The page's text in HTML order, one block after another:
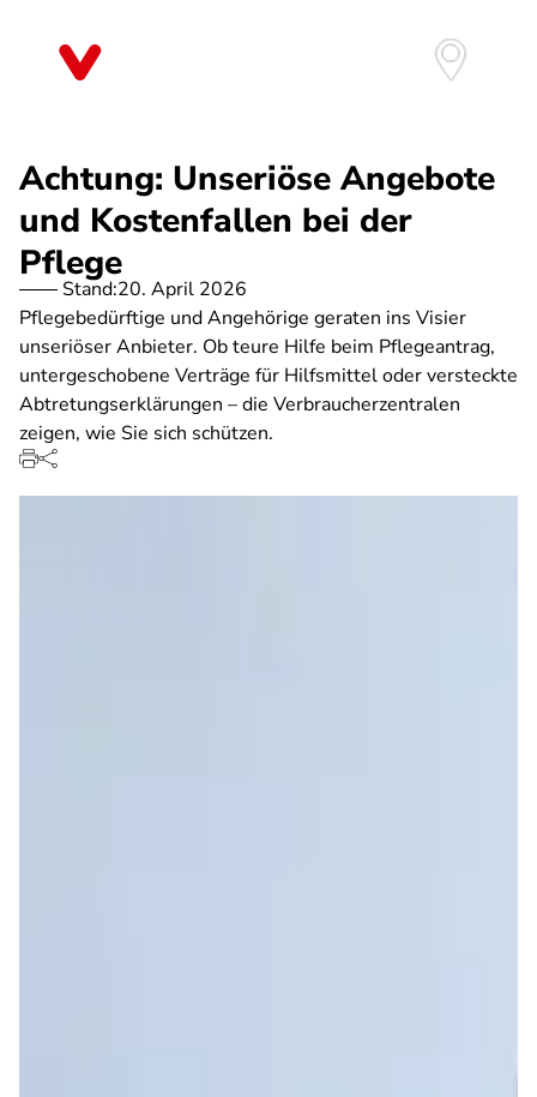
Achtung: Unseriöse Angebote
und Kostenfallen bei der
Pflege
Stand:20. April 2026
Pflegebedürftige und Angehörige geraten ins Visier
unseriöser Anbieter. Ob teure Hilfe beim Pflegeantrag,
untergeschobene Verträge für Hilfsmittel oder versteckte
Abtretungserklärungen – die Verbraucherzentralen
zeigen, wie Sie sich schützen.